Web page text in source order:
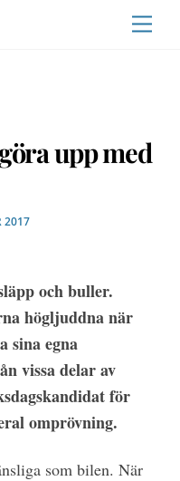
upp med
2017
och buller.
högljuddna när
sina egna
vissa delar av
för
omprövning.
som bilen. När